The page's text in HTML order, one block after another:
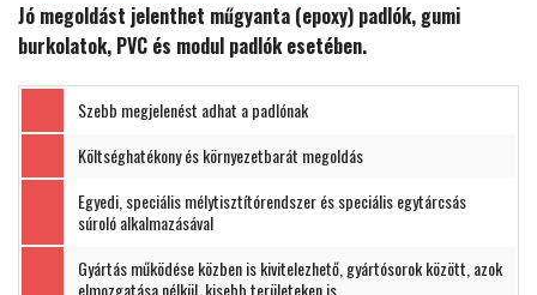
Jó megoldást jelenthet műgyanta (epoxy) padlók, gumi
burkolatok, PVC és modul padlók esetében.
Szebb megjelenést adhat a padlónak
Költséghatékony és környezetbarát megoldás
Egyedi, speciális mélytisztítórendszer és speciális egytárcsás
súroló alkalmazásával
Gyártás működése közben is kivitelezhető, gyártósorok között, azok